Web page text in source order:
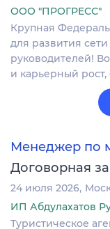
ООО "ПРОГРЕСС"
Крупная
для развития
руководителей!
и карьерный
Менеджер по
Договорная
24 июля 2026
ИП Абдулахатов
Туристическое